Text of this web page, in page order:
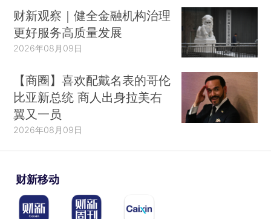
财新观察｜健全金融机构治理
更好服务高质量发展
2026年08月09日
【商圈】喜欢配戴名表的哥伦
比亚新总统 商人出身拉美右
翼又一员
2026年08月09日
财新移动